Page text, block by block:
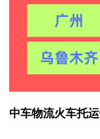
中车物流火车托